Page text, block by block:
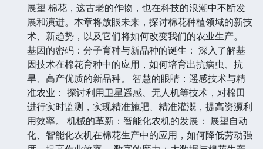
展望 棉花，这古老的作物，也在科技的浪潮中不断发
展和演进。本章将放眼未来，探讨棉花种植领域的新技
术、新趋势，以及它们将如何改变我们的农业生产。
基因的密码：分子育种与新品种的诞生： 深入了解基
因技术在棉花育种中的应用，如何培育出抗病虫、抗
旱、高产优质的新品种。 智慧的眼睛：遥感技术与精
准农业： 探讨利用卫星遥感、无人机等技术，对棉田
进行实时监测，实现精准施肥、精准灌溉，提高资源利
用效率。 机械的革新：智能化农机的发展： 展望自动
化、智能化农机在棉花生产中的应用，如何降低劳动强